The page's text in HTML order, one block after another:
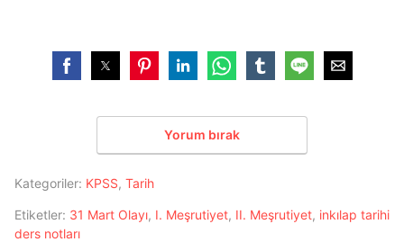
Yorum bırak
Kategoriler: KPSS, Tarih
Etiketler: 31 Mart Olayı, I. Meşrutiyet, II. Meşrutiyet, inkılap tarihi
ders notları